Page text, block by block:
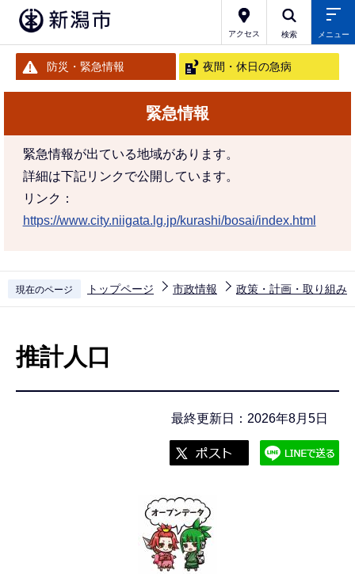
アクセス 検索 メニュー
防災・緊急情報 夜間・休日の急病
緊急情報
緊急情報が出ている地域があります。
詳細は下記リンクで公開しています。
リンク：
https://www.city.niigata.lg.jp/kurashi/bosai/index.html
現在のページ トップページ 市政情報 政策・計画・取り組み
推計人口
最終更新日：2026年8月5日